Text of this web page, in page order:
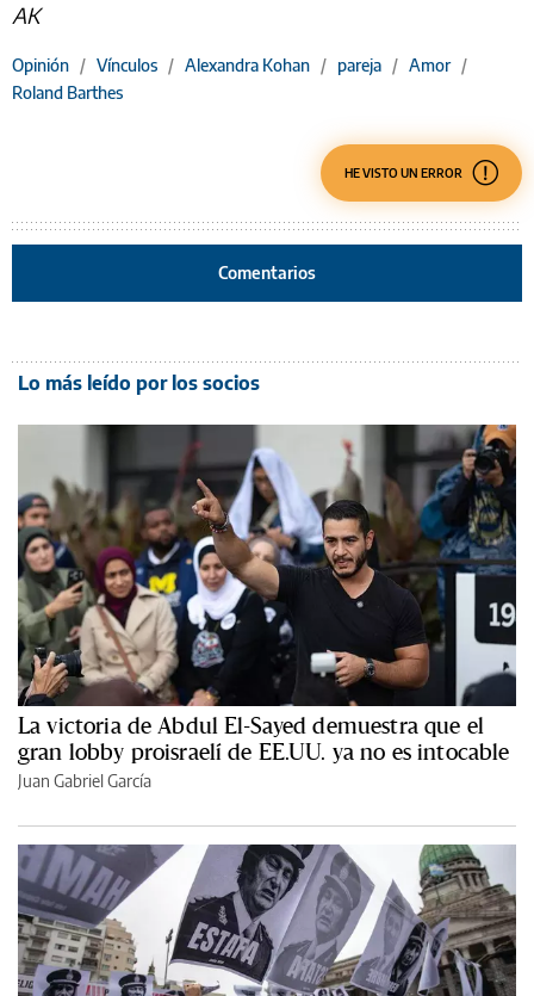
AK
Opinión / Vínculos / Alexandra Kohan / pareja / Amor /
Roland Barthes
HE VISTO UN ERROR
Comentarios
Lo más leído por los socios
La victoria de Abdul El-Sayed demuestra que el
gran lobby proisraelí de EE.UU. ya no es intocable
Juan Gabriel García